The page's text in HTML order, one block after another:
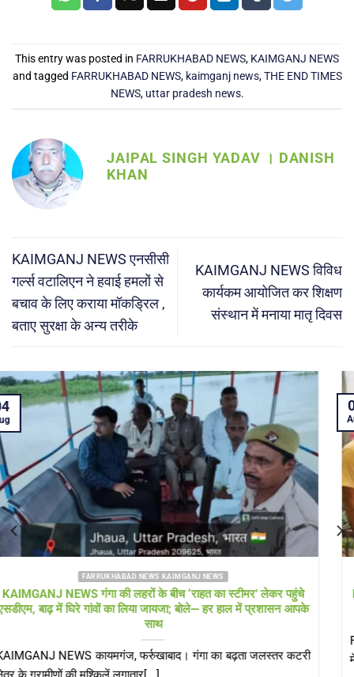
This entry was posted in FARRUKHABAD NEWS, KAIMGANJ NEWS
and tagged FARRUKHABAD NEWS, kaimganj news,THE END TIMES
NEWS, uttar pradesh news.
JAIPAL SINGH YADAV । DANISH
KHAN
KAIMGANJ NEWS एनसीसी
गर्ल्स वटालिएन ने हवाई हमलों से
बचाव के लिए कराया मॉकड्रिल ,
बताए सुरक्षा के अन्य तरीके
KAIMGANJ NEWS विविध
कार्यकम आयोजित कर शिक्षण
संस्थान में मनाया मातृ दिवस
FARRUKHABAD NEWS UTTAR PRADESH
Farrukhabad news बाढ़ राहत शिविर में ‘हेल्थ अलर्ट’! सीएमओ खुद पहुंचे,
डॉक्टरों की टीम और एम्बुलेंस 24 घंटे तैनात
Farrukhabad news डीएम के निरीक्षण के बाद स्वास्थ्य विभाग एक्शन मोड
में, संक्रामक रोगों पर[...]
04